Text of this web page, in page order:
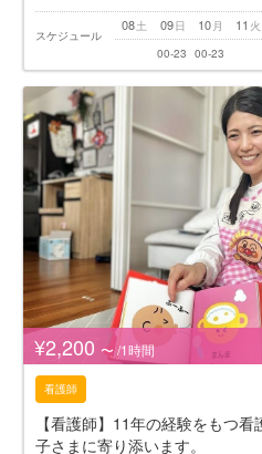
スケジュール
土
08 日
09 月
10 火
11
00-23 00-23
¥2,200 〜 /1時間
看護師
【看護師】11年の経験をもつ
子さまに寄り添います。